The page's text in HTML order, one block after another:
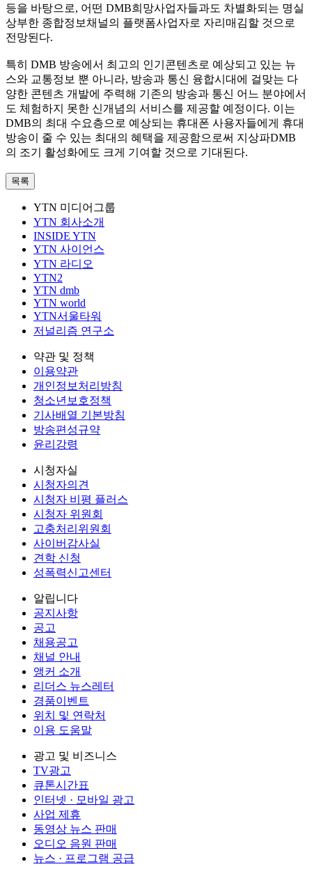
등을 바탕으로, 어떤 DMB희망사업자들과도 차별화되는 명실
상부한 종합정보채널의 플랫폼사업자로 자리매김할 것으로
전망된다.
특히 DMB 방송에서 최고의 인기콘텐츠로 예상되고 있는 뉴
스와 교통정보 뿐 아니라, 방송과 통신 융합시대에 걸맞는 다
양한 콘텐츠 개발에 주력해 기존의 방송과 통신 어느 분야에서
도 체험하지 못한 신개념의 서비스를 제공할 예정이다. 이는
DMB의 최대 수요층으로 예상되는 휴대폰 사용자들에게 휴대
방송이 줄 수 있는 최대의 혜택을 제공함으로써 지상파DMB
의 조기 활성화에도 크게 기여할 것으로 기대된다.
목록
YTN 미디어그룹
YTN 회사소개
INSIDE YTN
YTN 사이언스
YTN 라디오
YTN2
YTN dmb
YTN world
YTN서울타워
저널리즘 연구소
약관 및 정책
이용약관
개인정보처리방침
청소년보호정책
기사배열 기본방침
방송편성규약
윤리강령
시청자실
시청자의견
시청자 비평 플러스
시청자 위원회
고충처리위원회
사이버감사실
견학 신청
성폭력신고센터
알립니다
공지사항
공고
채용공고
채널 안내
앵커 소개
리더스 뉴스레터
경품이벤트
위치 및 연락처
이용 도움말
광고 및 비즈니스
TV광고
큐톤시간표
인터넷 · 모바일 광고
사업 제휴
동영상 뉴스 판매
오디오 음원 판매
뉴스 · 프로그램 공급